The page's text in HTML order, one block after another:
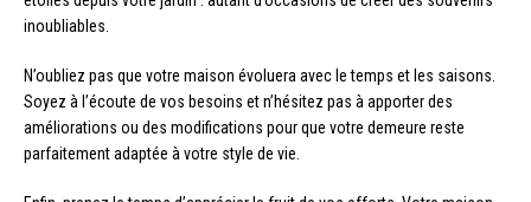
inoubliables.
N’oubliez pas que votre maison évoluera avec le temps et les saisons.
Soyez à l’écoute de vos besoins et n’hésitez pas à apporter des
améliorations ou des modifications pour que votre demeure reste
parfaitement adaptée à votre style de vie.